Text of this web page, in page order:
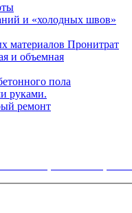
и «холодных швов»
материалов Пронитрат
и объемная
пола
руками.
ремонт